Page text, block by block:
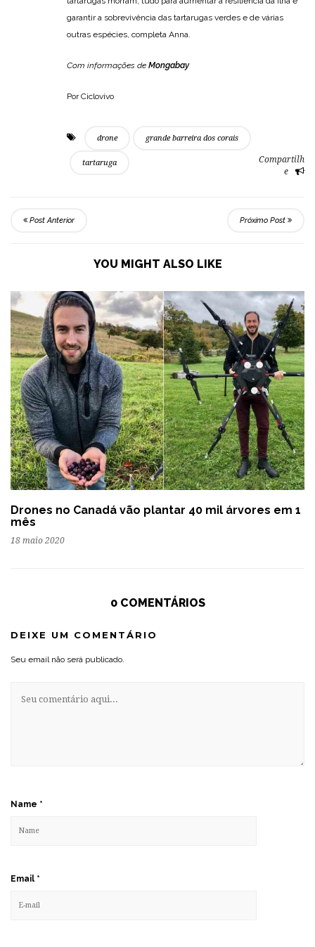
garantir a sobrevivência das tartarugas verdes e de várias
outras espécies, completa Anna.
Com informações de Mongabay
Por Ciclovivo
drone grande barreira dos corais
tartaruga
Compartilh
e
Post Anterior Próximo Post
YOU MIGHT ALSO LIKE
Drones no Canadá vão plantar 40 mil árvores em 1
mês
18 maio 2020
0 COMENTÁRIOS
DEIXE UM COMENTÁRIO
Seu email não será publicado.
Name *
Email *